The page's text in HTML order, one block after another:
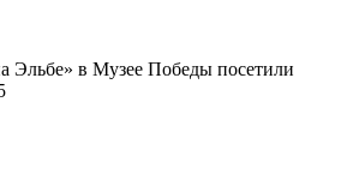
Эльбе» в Музее Победы посетили